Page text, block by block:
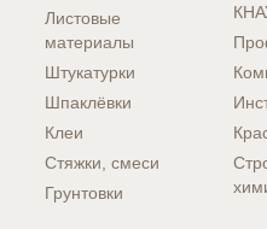
Листовые
материалы
Штукатурки
Шпаклёвки
Клеи
Стяжки, смеси
Грунтовки